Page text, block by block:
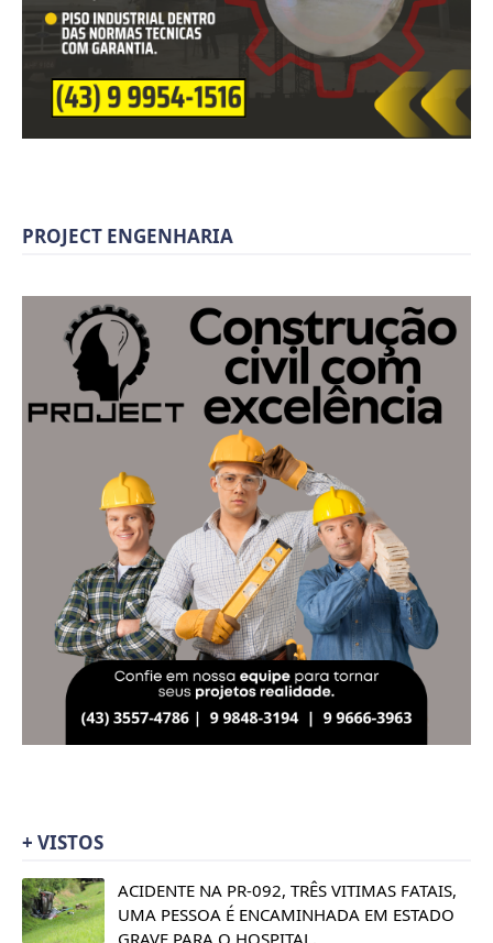
PROJECT ENGENHARIA
+ VISTOS
ACIDENTE NA PR-092, TRÊS VITIMAS FATAIS,
UMA PESSOA É ENCAMINHADA EM ESTADO
GRAVE PARA O HOSPITAL.